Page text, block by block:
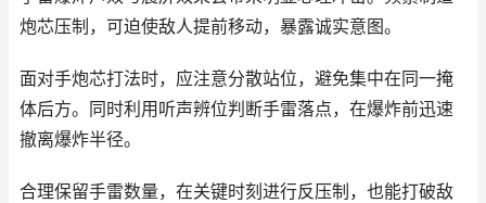
炮芯压制，可迫使敌人提前移动，暴露诚实意图。
面对手炮芯打法时，应注意分散站位，避免集中在同一掩
体后方。同时利用听声辨位判断手雷落点，在爆炸前迅速
撤离爆炸半径。
合理保留手雷数量，在关键时刻进行反压制，也能打破敌